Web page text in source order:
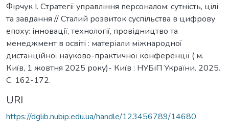
Фірчук І. Стратегії управління персоналом: сутність, цілі
та завдання // Сталий розвиток суспільства в цифрову
епоху: інновації, технології, провідництво та
менеджмент в освіті : матеріали міжнародної
дистанційної науково-практичної конференції ( м.
Київ, 1 жовтня 2025 року)- Київ : НУБіП України. 2025.
С. 162-172.
URI
https://dglib.nubip.edu.ua/handle/123456789/14680